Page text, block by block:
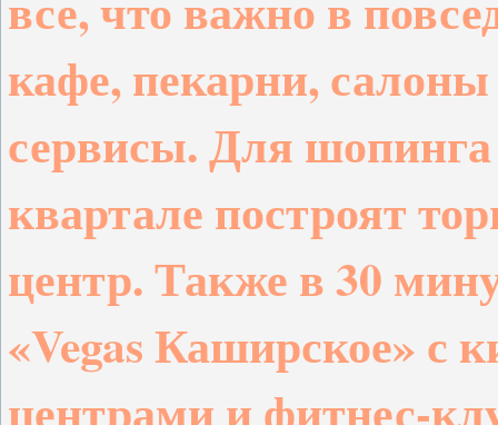
кафе, пекарни,
сервисы. Для
квартале построят
центр. Также в 30
«Vegas Каширское» с